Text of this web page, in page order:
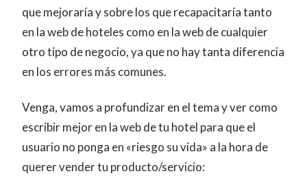
que mejoraría y sobre los que recapacitaría tanto
en la web de hoteles como en la web de cualquier
otro tipo de negocio, ya que no hay tanta diferencia
en los errores más comunes.
Venga, vamos a profundizar en el tema y ver como
escribir mejor en la web de tu hotel para que el
usuario no ponga en «riesgo su vida» a la hora de
querer vender tu producto/servicio: